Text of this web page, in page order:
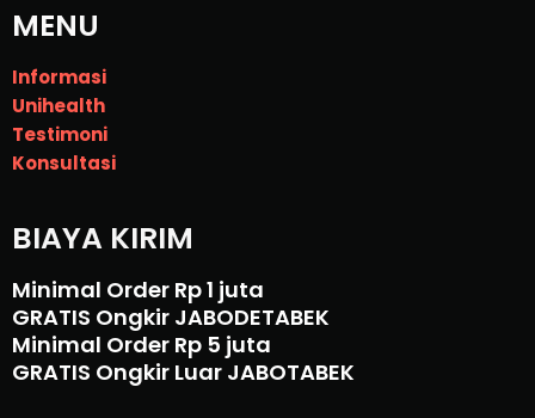
MENU
Informasi
Unihealth
Testimoni
Konsultasi
BIAYA KIRIM
Minimal Order Rp 1 juta
GRATIS Ongkir JABODETABEK
Minimal Order Rp 5 juta
GRATIS Ongkir Luar JABOTABEK